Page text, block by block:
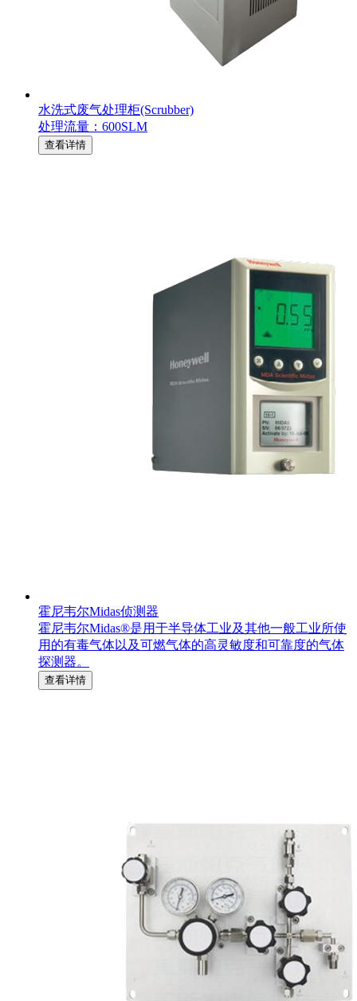
水洗式废气处理柜(Scrubber)
处理流量：600SLM
查看详情
霍尼韦尔Midas侦测器
霍尼韦尔Midas®是用于半导体工业及其他一般工业所使
用的有毒气体以及可燃气体的高灵敏度和可靠度的气体
探测器。
查看详情